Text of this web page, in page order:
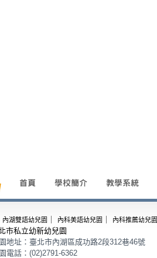
內湖雙語幼兒園 內科美語幼兒園 內科推薦幼兒園
市私立幼新幼兒園
地址：臺北市內湖區成功路2段312巷46號
電話：(02)2791-6362